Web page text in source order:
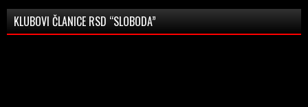
KLUBOVI ČLANICE RSD “SLOBODA”